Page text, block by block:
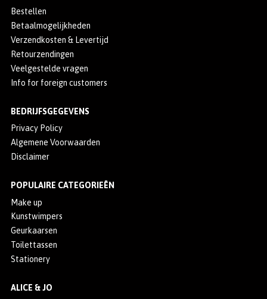
Bestellen
Betaalmogelijkheden
Verzendkosten & Levertijd
Retourzendingen
Veelgestelde vragen
Info for foreign customers
BEDRIJFSGEGEVENS
Privacy Policy
Algemene Voorwaarden
Disclaimer
POPULAIRE CATEGORIEËN
Make up
Kunstwimpers
Geurkaarsen
Toilettassen
Stationery
ALICE & JO